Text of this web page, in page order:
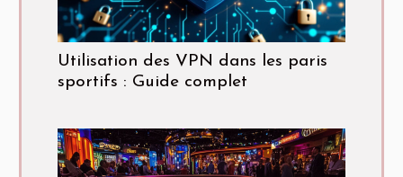
Utilisation des VPN dans les paris
sportifs : Guide complet